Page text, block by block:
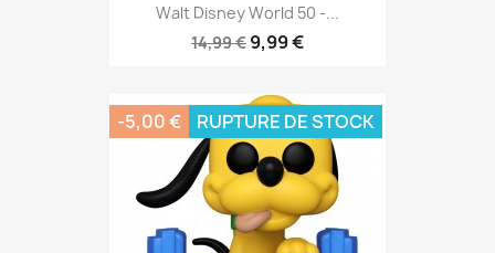
Walt Disney World 50 -...
14,99 € 9,99 €
-5,00 € RUPTURE DE STOCK